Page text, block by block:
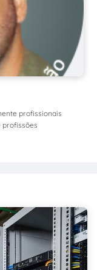
profissionais
profissões